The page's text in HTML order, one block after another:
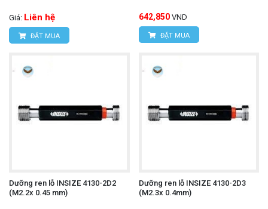
Giá: Liên hệ
ĐẶT MUA
642,850 VND
ĐẶT MUA
Dưỡng ren lỗ INSIZE 4130-2D2
(M2.2x 0.45 mm)
Dưỡng ren lỗ INSIZE 4130-2D3
(M2.3x 0.4mm)